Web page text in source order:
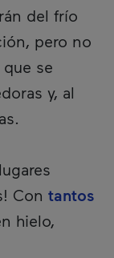
del frío
pero no
se
y, al
Con tantos
hielo,